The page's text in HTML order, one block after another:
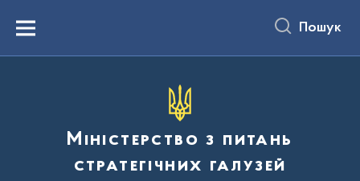
вмістуMenu Пошук
Міністерство з питань
стратегічних галузей